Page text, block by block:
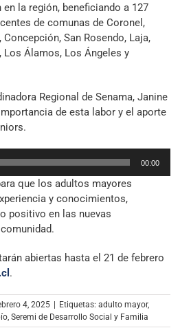
la región, beneficiando a 127
de comunas de Coronel,
Concepción, San Rosendo, Laja,
Los Álamos, Los Ángeles y
Regional de Senama, Janine
de esta labor y el aporte
00:00
que los adultos mayores
y conocimientos,
positivo en las nuevas
abiertas hasta el 21 de febrero
.
4, 2025 Etiquetas: adulto mayor,
, Seremi de Desarrollo Social y Familia